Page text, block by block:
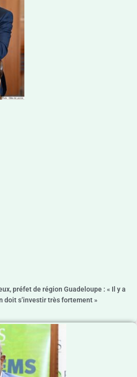
préfet de région Guadeloupe : « Il y a
doit s’investir très fortement »